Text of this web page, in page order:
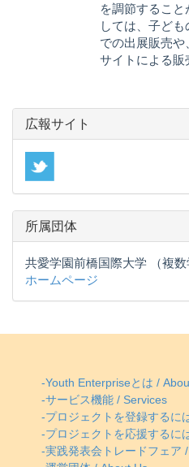
を調節するこ
しては、子ど
での出展販売
サイトによる販
広報サイト
所属団体
共愛学園前橋国際大学 （複数
ホームページ
-Youth Enterpriseとは /
-サービス機能 / Services
-プロジェクトを登録するに
-プロジェクトを応援するに
-実践発表会トレードフェア